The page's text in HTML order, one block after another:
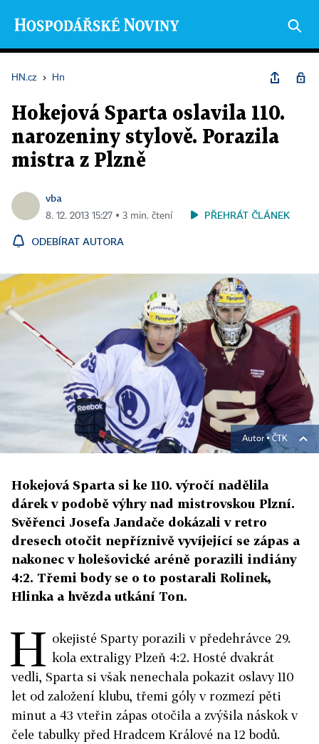
HN.cz › Hn
Hokejová Sparta oslavila 110.
narozeniny stylově. Porazila
mistra z Plzně
vba
8. 12. 2013 15:27 ▪ 3 min. čtení PŘEHRÁT ČLÁNEK
ODEBÍRAT AUTORA
Autor ▪ ČTK
Hokejová Sparta si ke 110. výročí nadělila
dárek v podobě výhry nad mistrovskou Plzní.
Svěřenci Josefa Jandače dokázali v retro
dresech otočit nepříznivě vyvíjející se zápas a
nakonec v holešovické aréně porazili indiány
4:2. Třemi body se o to postarali Rolinek,
Hlinka a hvězda utkání Ton.
H okejisté Sparty porazili v předehrávce 29.
kola extraligy Plzeň 4:2. Hosté dvakrát
vedli, Sparta si však nenechala pokazit oslavy 110
let od založení klubu, třemi góly v rozmezí pěti
minut a 43 vteřin zápas otočila a zvýšila náskok v
čele tabulky před Hradcem Králové na 12 bodů.